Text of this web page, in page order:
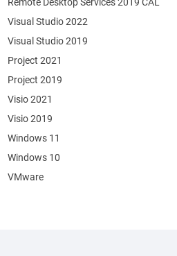
Visual Studio 2022
Visual Studio 2019
Project 2021
Project 2019
Visio 2021
Visio 2019
Windows 11
Windows 10
VMware